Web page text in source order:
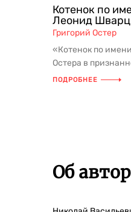
Котенок по
Леонид
Григорий Остер
«Котенок по
Остера в
классики из
ПОДРОБНЕЕ
Об